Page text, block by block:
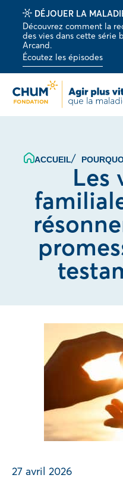
DÉJOUER LA
Découvrez comment la
des vies dans cette série
Arcand.
Écoutez les épisodes
ACCUEIL
Les
27 avril 2026